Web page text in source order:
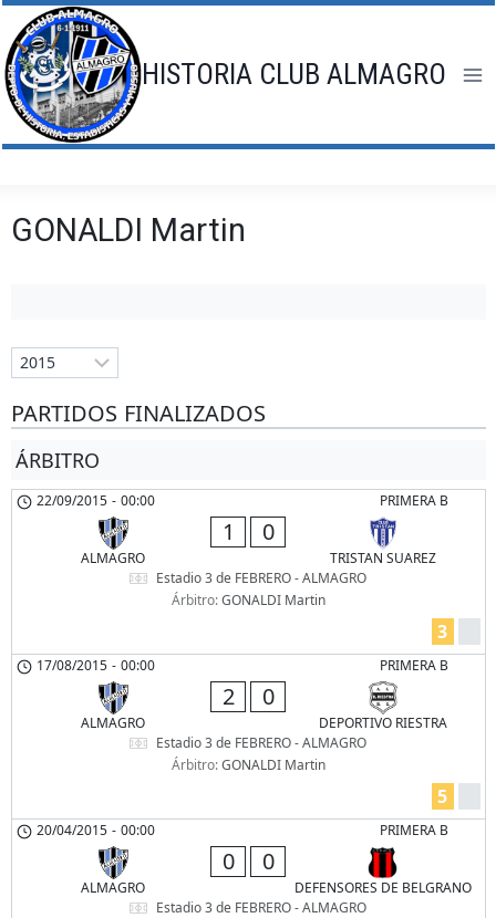
Saltar
al
contenido
HISTORIA CLUB ALMAGRO
GONALDI Martin
PARTIDOS FINALIZADOS
ÁRBITRO
PRIMERA B
22/09/2015 - 00:00
ALMAGRO
1 0
TRISTAN SUAREZ
Estadio 3 de FEBRERO - ALMAGRO
Árbitro:GONALDI Martin
3
PRIMERA B
17/08/2015 - 00:00
ALMAGRO
2 0
DEPORTIVO RIESTRA
Estadio 3 de FEBRERO - ALMAGRO
Árbitro:GONALDI Martin
5
PRIMERA B
20/04/2015 - 00:00
ALMAGRO
0 0
DEFENSORES DE BELGRANO
Estadio 3 de FEBRERO - ALMAGRO